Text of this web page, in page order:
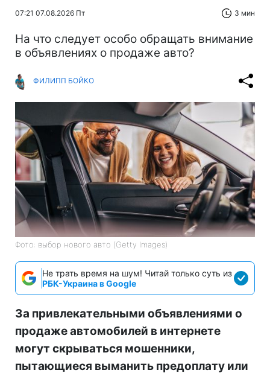
07:21 07.08.2026 Пт 3 мин
На что следует особо обращать внимание
в объявлениях о продаже авто?
ФИЛИПП БОЙКО
Фото: выбор нового авто (Getty Images)
Не трать время на шум! Читай только суть из
РБК-Украина в Google
За привлекательными объявлениями о
продаже автомобилей в интернете
могут скрываться мошенники,
пытающиеся выманить предоплату или